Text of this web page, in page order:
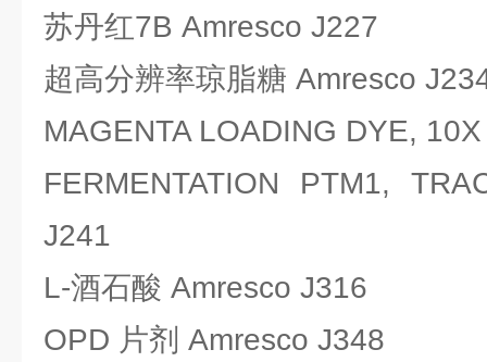
苏丹红7B Amresco J227
超高分辨率琼脂糖 Amresco
MAGENTA LOADING DYE,
FERMENTATION PTM1,
J241
L-酒石酸 Amresco J316
OPD 片剂 Amresco J348